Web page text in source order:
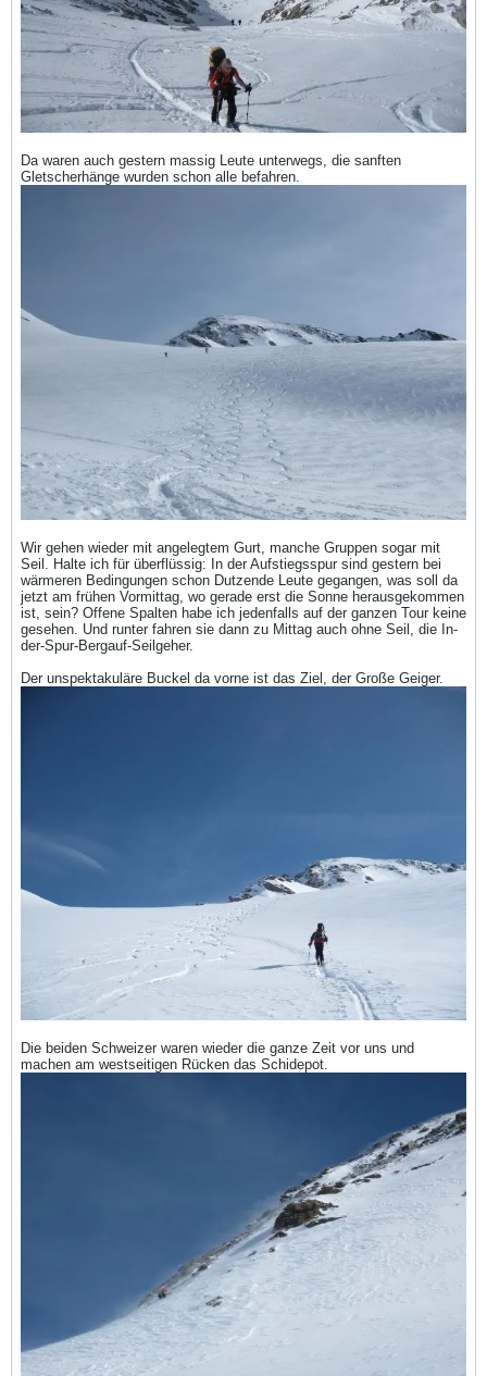
Da waren auch gestern massig Leute unterwegs, die sanften
Gletscherhänge wurden schon alle befahren.
Wir gehen wieder mit angelegtem Gurt, manche Gruppen sogar mit
Seil. Halte ich für überflüssig: In der Aufstiegsspur sind gestern bei
wärmeren Bedingungen schon Dutzende Leute gegangen, was soll da
jetzt am frühen Vormittag, wo gerade erst die Sonne herausgekommen
ist, sein? Offene Spalten habe ich jedenfalls auf der ganzen Tour keine
gesehen. Und runter fahren sie dann zu Mittag auch ohne Seil, die In-
der-Spur-Bergauf-Seilgeher.
Der unspektakuläre Buckel da vorne ist das Ziel, der Große Geiger.
Die beiden Schweizer waren wieder die ganze Zeit vor uns und
machen am westseitigen Rücken das Schidepot.